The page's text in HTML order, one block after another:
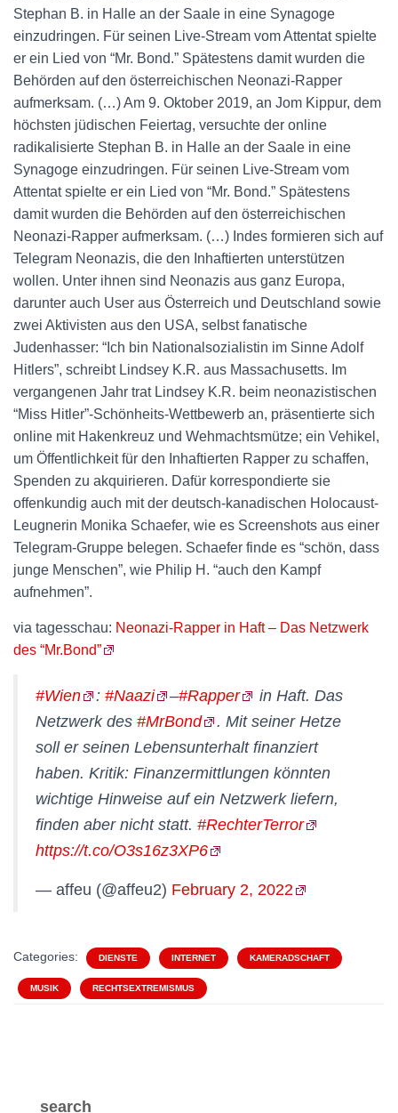
Stephan B. in Halle an der Saale in eine Synagoge
einzudringen. Für seinen Live-Stream vom Attentat spielte
er ein Lied von “Mr. Bond.” Spätestens damit wurden die
Behörden auf den österreichischen Neonazi-Rapper
aufmerksam. (…) Am 9. Oktober 2019, an Jom Kippur, dem
höchsten jüdischen Feiertag, versuchte der online
radikalisierte Stephan B. in Halle an der Saale in eine
Synagoge einzudringen. Für seinen Live-Stream vom
Attentat spielte er ein Lied von “Mr. Bond.” Spätestens
damit wurden die Behörden auf den österreichischen
Neonazi-Rapper aufmerksam. (…) Indes formieren sich auf
Telegram Neonazis, die den Inhaftierten unterstützen
wollen. Unter ihnen sind Neonazis aus ganz Europa,
darunter auch User aus Österreich und Deutschland sowie
zwei Aktivisten aus den USA, selbst fanatische
Judenhasser: “Ich bin Nationalsozialistin im Sinne Adolf
Hitlers”, schreibt Lindsey K.R. aus Massachusetts. Im
vergangenen Jahr trat Lindsey K.R. beim neonazistischen
“Miss Hitler”-Schönheits-Wettbewerb an, präsentierte sich
online mit Hakenkreuz und Wehmachtsmütze; ein Vehikel,
um Öffentlichkeit für den Inhaftierten Rapper zu schaffen,
Spenden zu akquirieren. Dafür korrespondierte sie
offenkundig auch mit der deutsch-kanadischen Holocaust-
Leugnerin Monika Schaefer, wie es Screenshots aus einer
Telegram-Gruppe belegen. Schaefer finde es “schön, dass
junge Menschen”, wie Philip H. “auch den Kampf
aufnehmen”.
via tagesschau: Neonazi-Rapper in Haft – Das Netzwerk
des “Mr.Bond”
#Wien : #Naazi –#Rapper
in Haft. Das
Netzwerk des #MrBond
. Mit seiner Hetze
soll er seinen Lebensunterhalt finanziert
haben. Kritik: Finanzermittlungen könnten
wichtige Hinweise auf ein Netzwerk liefern,
finden aber nicht statt. #RechterTerror
https://t.co/O3s16z3XP6
— affeu (@affeu2) February 2, 2022
Categories: DIENSTE INTERNET KAMERADSCHAFT
MUSIK RECHTSEXTREMISMUS
search